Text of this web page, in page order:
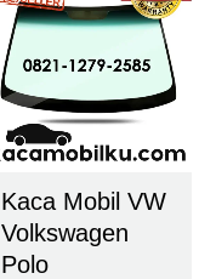
Kaca Mobil VW
Volkswagen
Polo